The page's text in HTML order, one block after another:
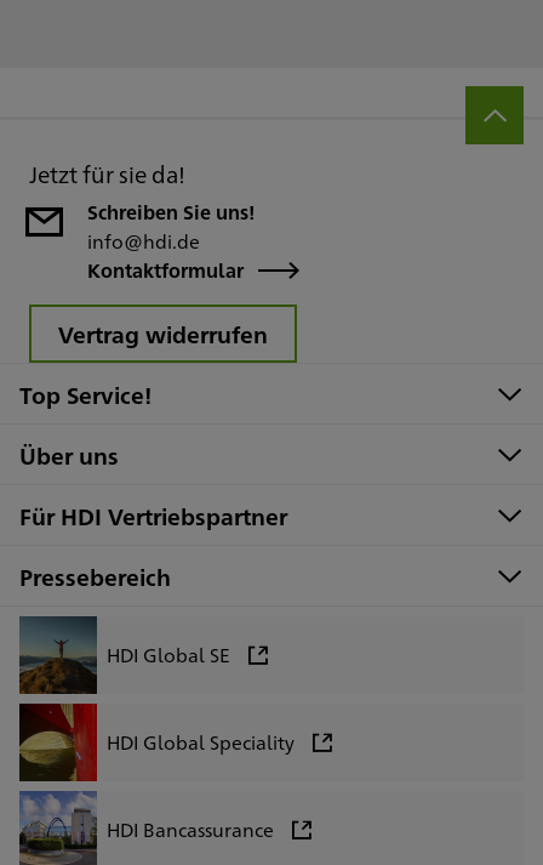
Jetzt für sie da!
Schreiben Sie uns!
info@hdi.de
Kontaktformular
Vertrag widerrufen
Top Service!
Über uns
Für HDI Vertriebspartner
Pressebereich
HDI Global SE
HDI Global Speciality
HDI Bancassurance